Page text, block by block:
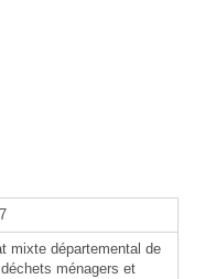
mixte départemental de
ménagers et